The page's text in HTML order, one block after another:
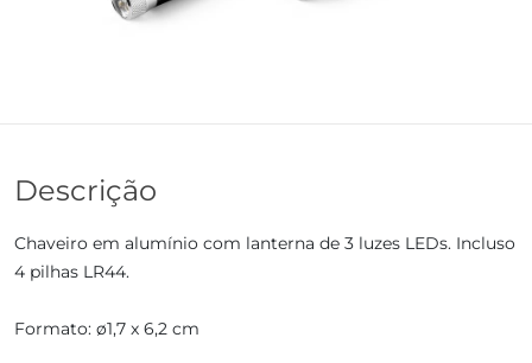
Descrição
Chaveiro em alumínio com lanterna de 3 luzes LEDs. Incluso
4 pilhas LR44.
Formato: ø1,7 x 6,2 cm